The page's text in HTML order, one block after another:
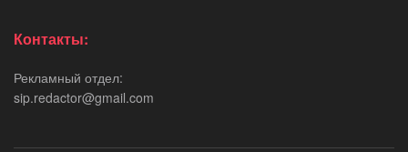
Контакты:
Рекламный отдел:
sip.redactor@gmail.com